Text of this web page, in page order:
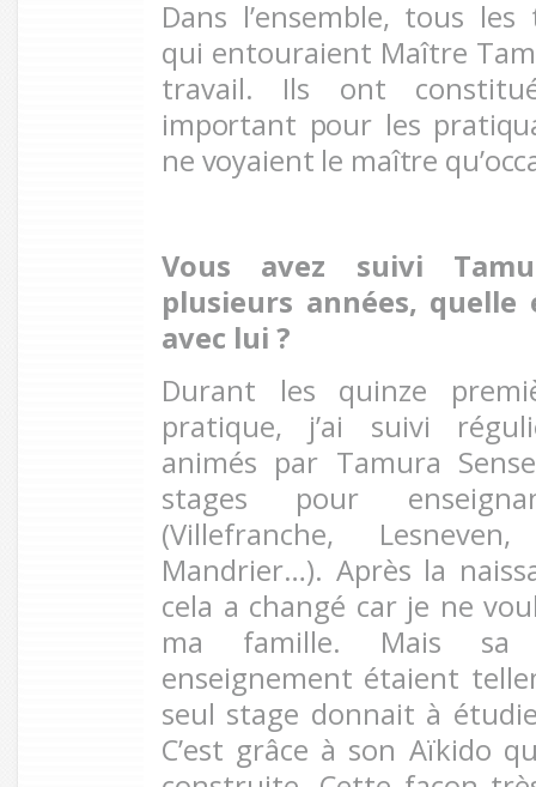
Dans l’ensemble, tous
qui entouraient Maître
travail. Ils ont
important pour les
ne voyaient le maître
Vous avez suivi
plusieurs années,
avec lui ?
Durant les quinze
pratique, j’ai suivi
animés par Tamura
stages pour
(Villefranche,
Mandrier…). Après la
cela a changé car je ne
ma famille. Mais sa
enseignement étaient
seul stage donnait à
C’est grâce à son Aïkido